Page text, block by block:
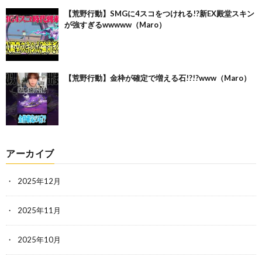
【荒野行動】SMGに4スコをつけれる!?新EX殿堂スキン
が強すぎるwwwww（Maro）
【荒野行動】金枠が確定で増える石!?!?www（Maro）
アーカイブ
2025年12月
2025年11月
2025年10月